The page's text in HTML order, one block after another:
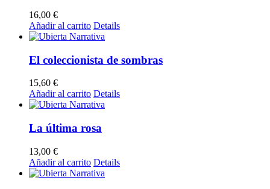
16,00 €
Añadir al carrito Details
El coleccionista de sombras
15,60 €
Añadir al carrito Details
La última rosa
13,00 €
Añadir al carrito Details